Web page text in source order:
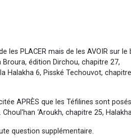
les PLACER mais de les AVOIR sur le
édition Dirchou, chapitre 27,
Halakha 6, Pisské Techouvot,
APRÈS que les Téfilines sont
‘Aroukh, chapitre 25,
question supplémentaire.